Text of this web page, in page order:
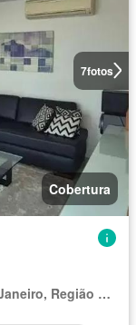
7fotos
Cobertura
Região Geográfica Imediata do Rio de Janeiro, Região Metropolitana do Rio de Janeiro